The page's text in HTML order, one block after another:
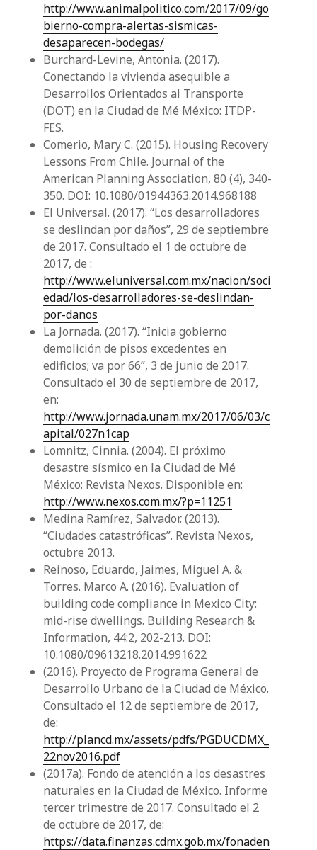
http://www.animalpolitico.com/2017/09/go
bierno-compra-alertas-sismicas-
desaparecen-bodegas/
Burchard-Levine, Antonia. (2017).
Conectando la vivienda asequible a
Desarrollos Orientados al Transporte
(DOT) en la Ciudad de Mé México: ITDP-
FES.
Comerio, Mary C. (2015). Housing Recovery
Lessons From Chile. Journal of the
American Planning Association, 80 (4), 340-
350. DOI: 10.1080/01944363.2014.968188
El Universal. (2017). “Los desarrolladores
se deslindan por daños”, 29 de septiembre
de 2017. Consultado el 1 de octubre de
2017, de :
http://www.eluniversal.com.mx/nacion/soci
edad/los-desarrolladores-se-deslindan-
por-danos
La Jornada. (2017). “Inicia gobierno
demolición de pisos excedentes en
edificios; va por 66”, 3 de junio de 2017.
Consultado el 30 de septiembre de 2017,
en:
http://www.jornada.unam.mx/2017/06/03/c
apital/027n1cap
Lomnitz, Cinnia. (2004). El próximo
desastre sísmico en la Ciudad de Mé
México: Revista Nexos. Disponible en:
http://www.nexos.com.mx/?p=11251
Medina Ramírez, Salvador. (2013).
“Ciudades catastróficas”. Revista Nexos,
octubre 2013.
Reinoso, Eduardo, Jaimes, Miguel A. &
Torres. Marco A. (2016). Evaluation of
building code compliance in Mexico City:
mid-rise dwellings. Building Research &
Information, 44:2, 202-213. DOI:
10.1080/09613218.2014.991622
(2016). Proyecto de Programa General de
Desarrollo Urbano de la Ciudad de México.
Consultado el 12 de septiembre de 2017,
de:
http://plancd.mx/assets/pdfs/PGDUCDMX_
22nov2016.pdf
(2017a). Fondo de atención a los desastres
naturales en la Ciudad de México. Informe
tercer trimestre de 2017. Consultado el 2
de octubre de 2017, de:
https://data.finanzas.cdmx.gob.mx/fonaden